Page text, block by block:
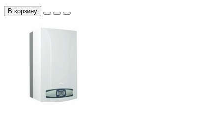
В корзину